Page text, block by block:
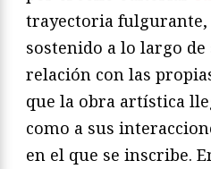
trayectoria fulgurante,
sostenido a lo largo
relación con las
que la obra artística
como a sus
en el que se inscribe.